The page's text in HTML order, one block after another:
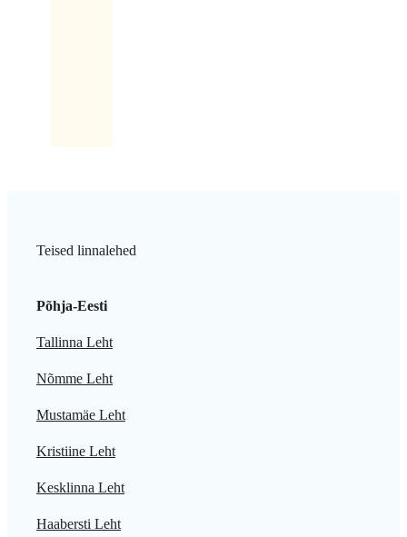
Teised linnalehed
Põhja-Eesti
Tallinna Leht
Nõmme Leht
Mustamäe Leht
Kristiine Leht
Kesklinna Leht
Haabersti Leht